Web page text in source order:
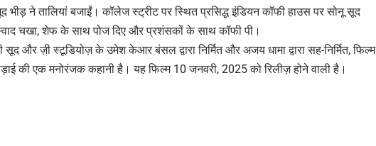
भीड़ ने तालियां बजाईं। कॉलेज स्ट्रीट पर स्थित प्रसिद्ध इंडियन कॉफी हाउस पर सोनू सूद
चखा, शेफ के साथ पोज दिए और प्रशंसकों के साथ कॉफी पी।
और ज़ी स्टूडियोज़ के उमेश केआर बंसल द्वारा निर्मित और अजय धामा द्वारा सह-निर्मित, फिल्म
की एक मनोरंजक कहानी है। यह फिल्म 10 जनवरी, 2025 को रिलीज़ होने वाली है।